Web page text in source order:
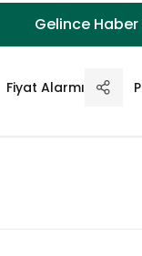
Gelince Haber
Fiyat Alarmı